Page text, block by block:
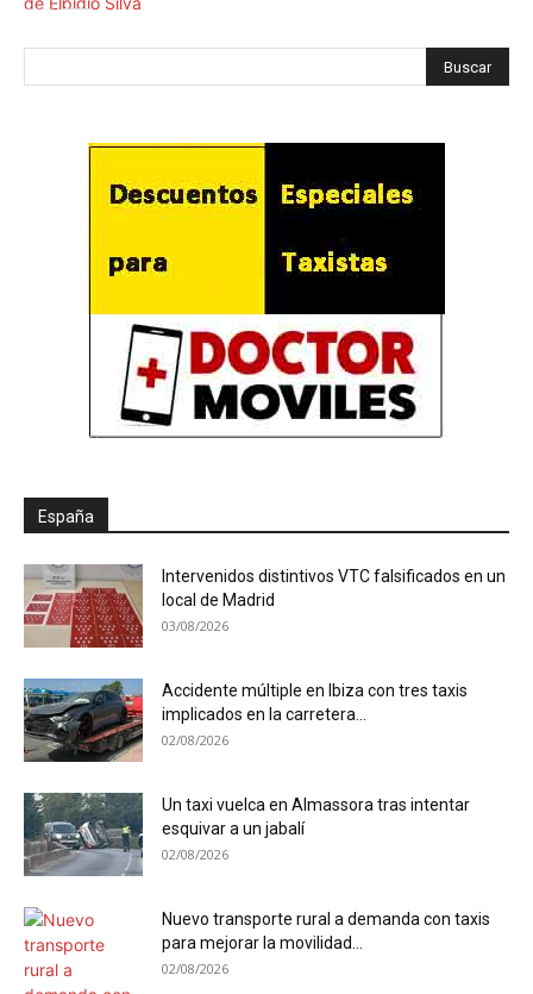
España
Intervenidos distintivos VTC falsificados en un
local de Madrid
03/08/2026
Accidente múltiple en Ibiza con tres taxis
implicados en la carretera...
02/08/2026
Un taxi vuelca en Almassora tras intentar
esquivar a un jabalí
02/08/2026
Nuevo transporte rural a demanda con taxis
para mejorar la movilidad...
02/08/2026